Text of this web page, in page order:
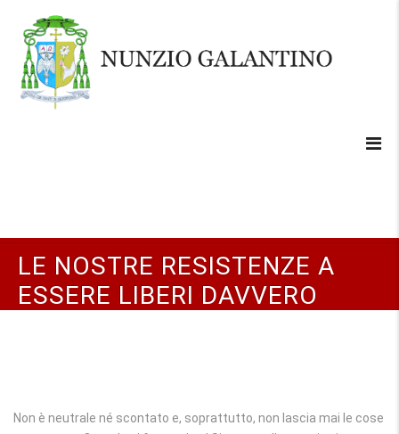
LE NOSTRE RESISTENZE A
ESSERE LIBERI DAVVERO
Non è neutrale né scontato e, soprattutto, non lascia mai le cose